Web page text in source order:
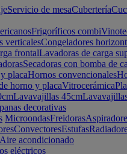
Servicio de mesaCubertería
Frigoríficos combi
verticalesCongeladores
frontalLavadoras de carga
Secadoras con bomba de
placaHornos convencionales
horno y placaVitrocerámica
Lavavajillas 45cm
decorativas
MicroondasFreidoras
ConvectoresEstufas
Aire acondicionado
eléctricos